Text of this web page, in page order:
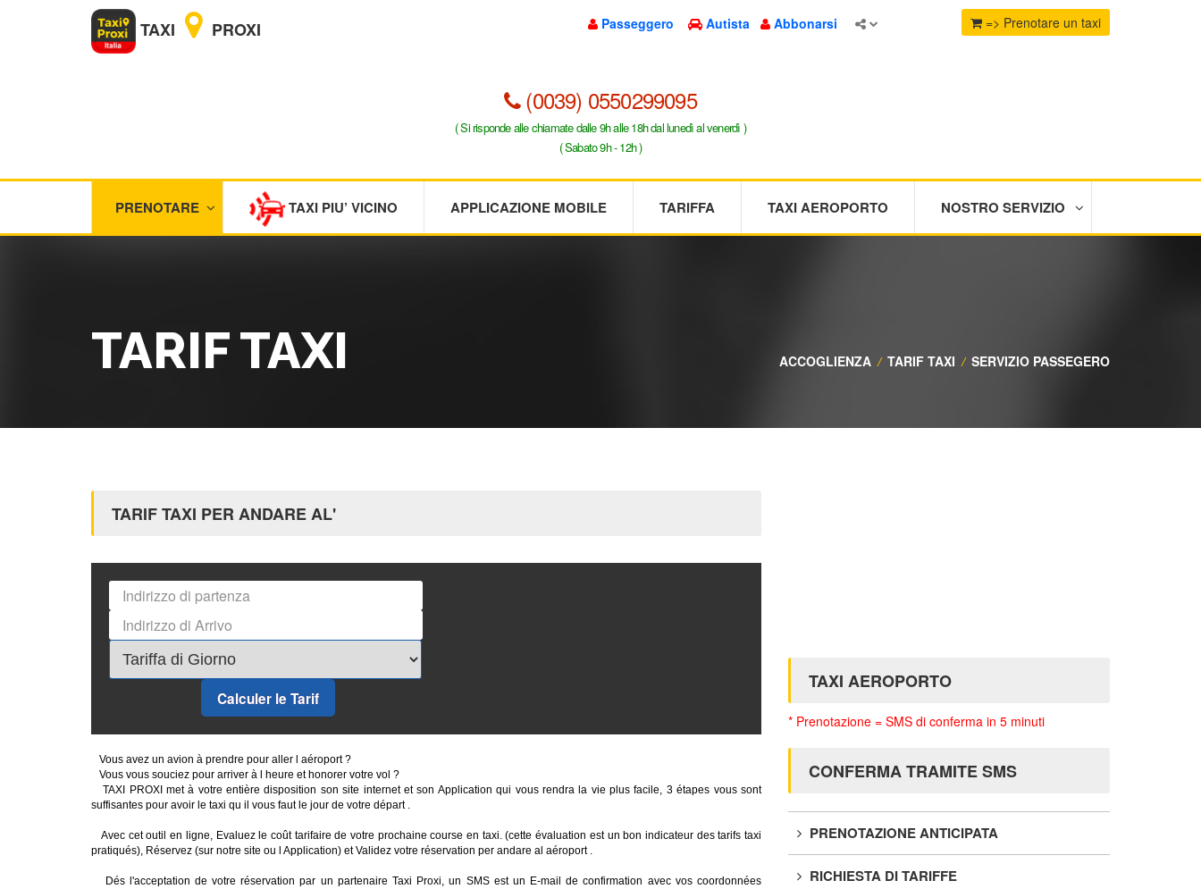
TAXI PROXI Passeggero Autista Abbonarsi => Prenotare un taxi
(0039) 0550299095
( Si risponde alle chiamate dalle 9h alle 18h dal lunedì al venerdì )
( Sabato 9h - 12h )
PRENOTARE TAXI PIU’ VICINO APPLICAZIONE MOBILE TARIFFA TAXI AEROPORTO NOSTRO SERVIZIO
TARIF TAXI ACCOGLIENZA / TARIF TAXI / SERVIZIO PASSEGERO
TARIF TAXI PER ANDARE AL'
Calculer le Tarif
Vous avez un avion à prendre pour aller l aéroport ?
Vous vous souciez pour arriver à l heure et honorer votre vol ?
TAXI PROXI met à votre entière disposition son site internet et son Application qui vous rendra la vie plus facile, 3 étapes vous sont
suffisantes pour avoir le taxi qu il vous faut le jour de votre départ .
Avec cet outil en ligne, Evaluez le coût tarifaire de votre prochaine course en taxi. (cette évaluation est un bon indicateur des tarifs taxi
pratiqués), Réservez (sur notre site ou l Application) et Validez votre réservation per andare al aéroport .
Dés l'acceptation de votre réservation par un partenaire Taxi Proxi, un SMS est un E-mail de confirmation avec vos coordonnées
TAXI AEROPORTO
* Prenotazione = SMS di conferma in 5 minuti
CONFERMA TRAMITE SMS
PRENOTAZIONE ANTICIPATA
RICHIESTA DI TARIFFE